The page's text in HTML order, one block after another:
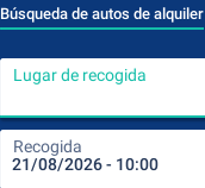
Búsqueda de autos de alquiler
Lugar de recogida
Recogida